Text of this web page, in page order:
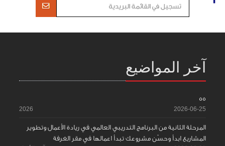
آخر المواضيع
55
2026-06-25
2026
المرحلة الثانية من البرنامج التدريبي العالمي في ريادة الأعمال وتطوير
المشاريع ابدأ وحسّن مشروعك تبدأ اعمالها في مقر الغرفة